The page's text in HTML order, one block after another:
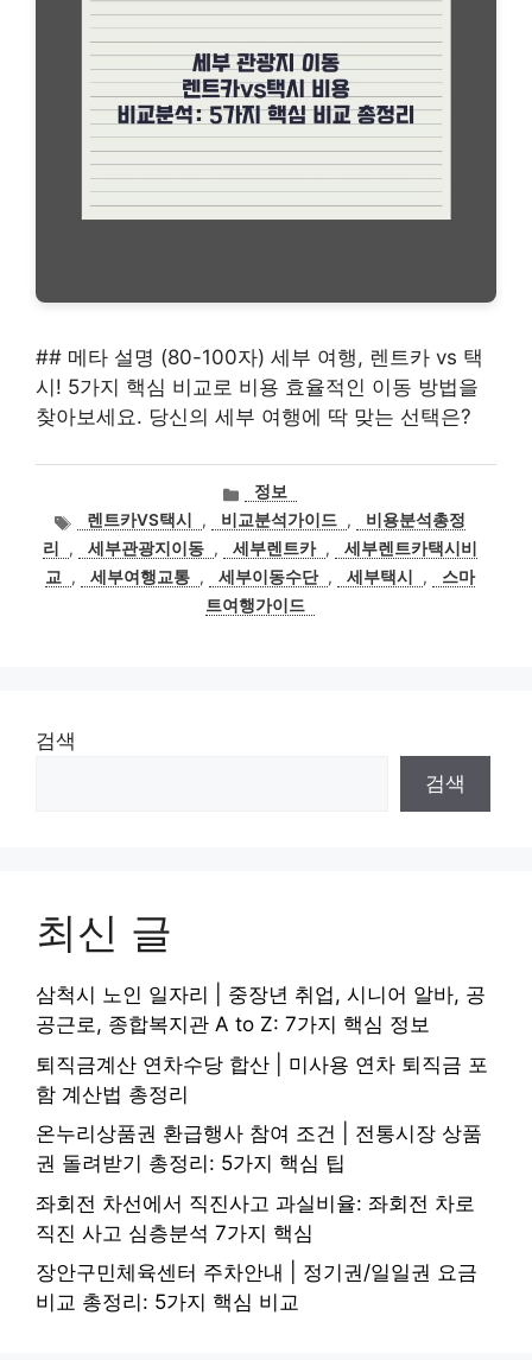
## 메타 설명 (80-100자) 세부 여행, 렌트카 vs 택
시! 5가지 핵심 비교로 비용 효율적인 이동 방법을
찾아보세요. 당신의 세부 여행에 딱 맞는 선택은?
카
테
고
리
정보
태
그
렌트카VS택시 , 비교분석가이드 ,
비용분석총정
리
, 세부관광지이동 , 세부렌트카 ,
세부렌트카택시비
교
, 세부여행교통 , 세부이동수단 , 세부택시 ,
스마
트여행가이드
검색
검색
최신 글
삼척시 노인 일자리 | 중장년 취업, 시니어 알바, 공
공근로, 종합복지관 A to Z: 7가지 핵심 정보
퇴직금계산 연차수당 합산 | 미사용 연차 퇴직금 포
함 계산법 총정리
온누리상품권 환급행사 참여 조건 | 전통시장 상품
권 돌려받기 총정리: 5가지 핵심 팁
좌회전 차선에서 직진사고 과실비율: 좌회전 차로
직진 사고 심층분석 7가지 핵심
장안구민체육센터 주차안내 | 정기권/일일권 요금
비교 총정리: 5가지 핵심 비교